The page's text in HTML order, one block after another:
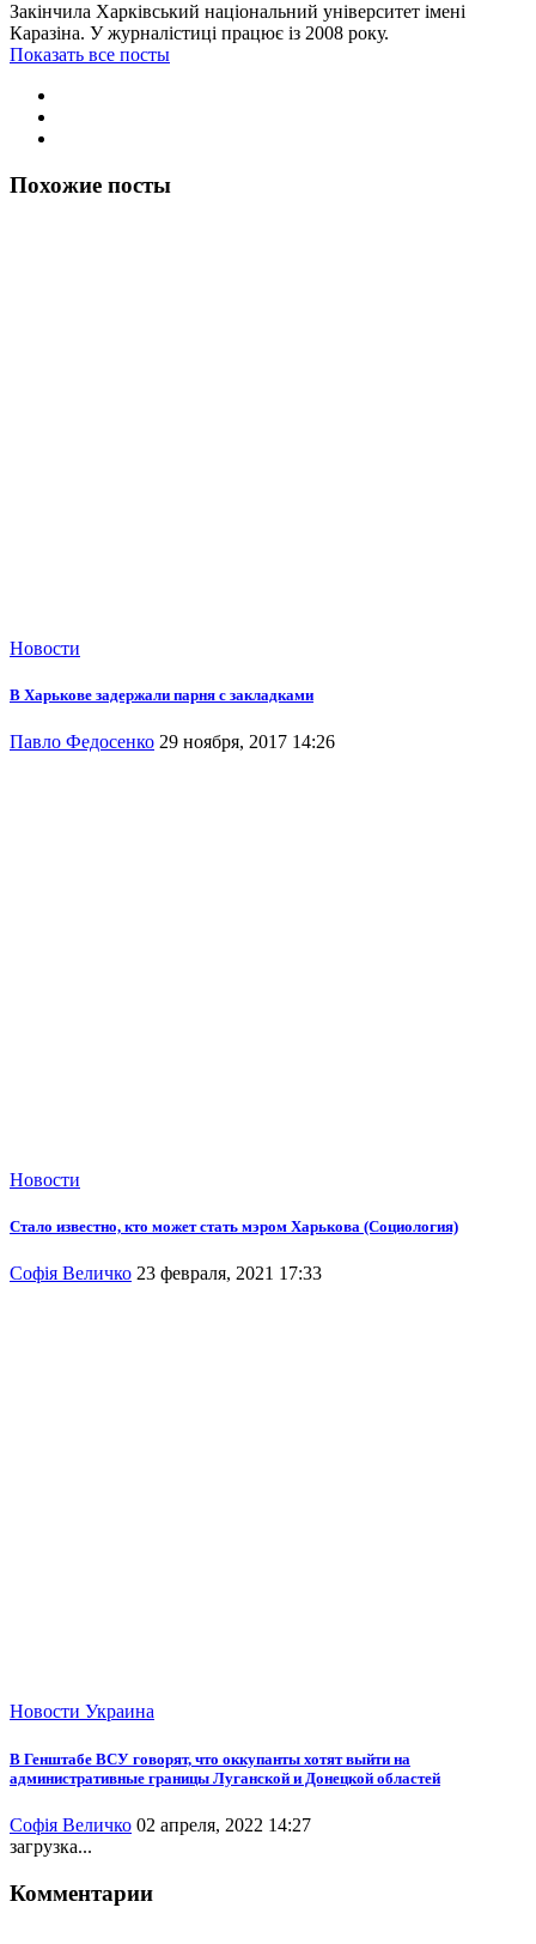
Закінчила Харківський національний університет імені
Каразіна. У журналістиці працює із 2008 року.
Показать все посты
Похожие посты
Новости
В Харькове задержали парня с закладками
Павло Федосенко 29 ноября, 2017 14:26
Новости
Стало известно, кто может стать мэром Харькова (Социология)
Софія Величко 23 февраля, 2021 17:33
Новости Украина
В Генштабе ВСУ говорят, что оккупанты хотят выйти на
административные границы Луганской и Донецкой областей
Софія Величко 02 апреля, 2022 14:27
загрузка...
Комментарии